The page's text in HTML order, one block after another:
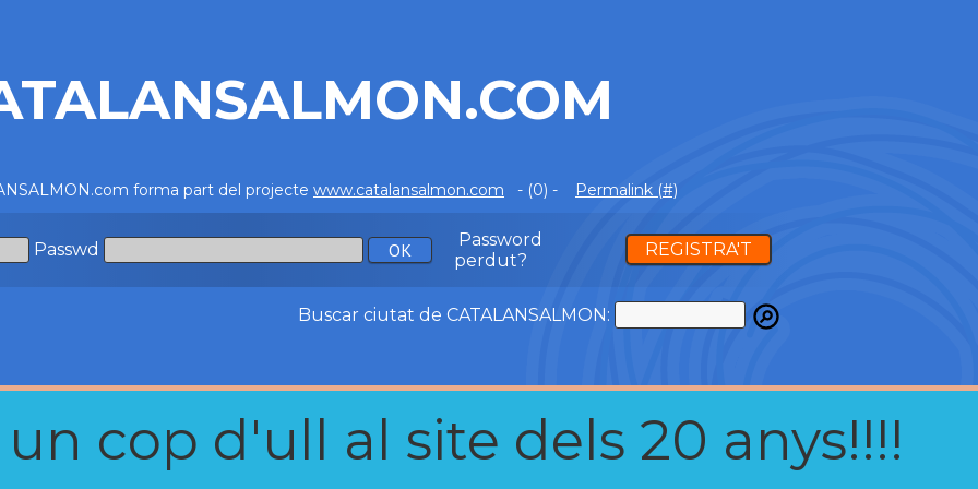
forma part del projecte www.catalansalmon.com - (0) - Permalink (#)
Passwd
Password
perdut?
REGISTRA'T
Buscar ciutat de CATALANSALMON:
cop d'ull al site dels 20 anys!!!!